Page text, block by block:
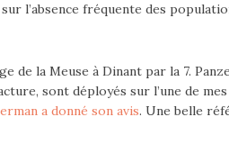
l’absence fréquente des
de la Meuse à Dinant par la 7.
sont déployés sur l’une de
a donné son avis. Une belle